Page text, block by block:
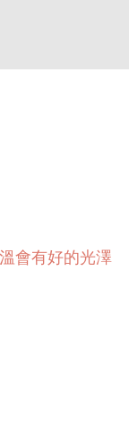
會有好的光澤